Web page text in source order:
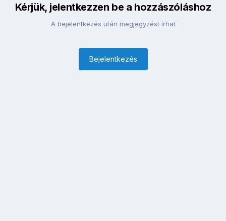
Kérjük, jelentkezzen be a hozzászóláshoz
A bejelentkezés után megjegyzést írhat
Bejelentkezés